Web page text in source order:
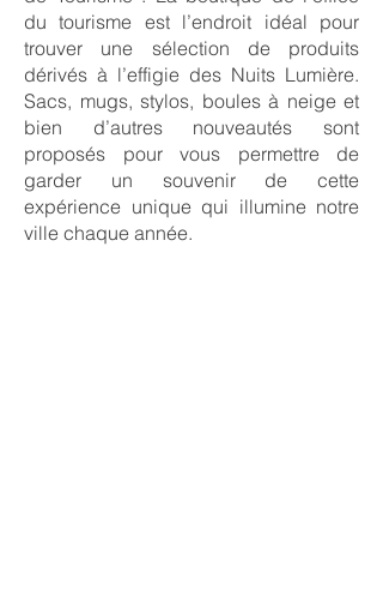
du tourisme est l’endroit idéal pour
trouver une sélection de produits
dérivés à l’effigie des Nuits Lumière.
Sacs, mugs, stylos, boules à neige et
bien d’autres nouveautés sont
proposés pour vous permettre de
garder un souvenir de cette
expérience unique qui illumine notre
ville chaque année.